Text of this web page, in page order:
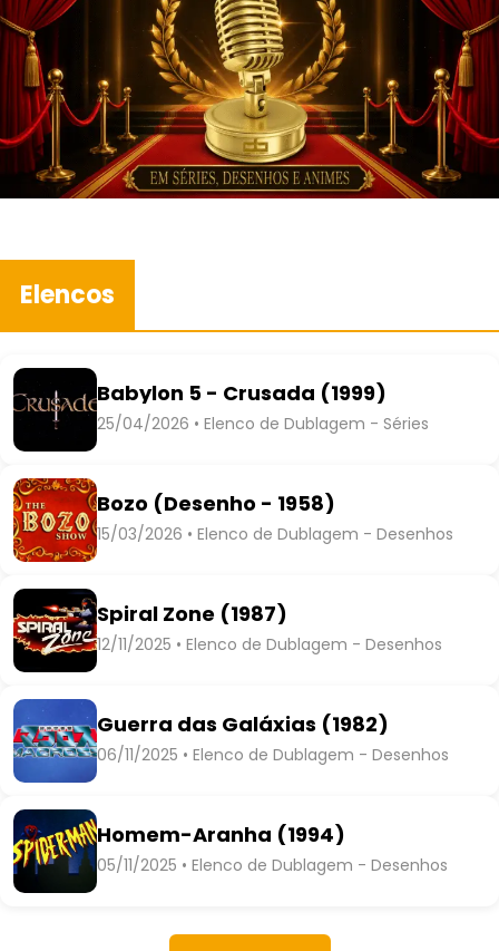
Elencos
Babylon 5 - Crusada (1999)
25/04/2026 • Elenco de Dublagem - Séries
Bozo (Desenho - 1958)
15/03/2026 • Elenco de Dublagem - Desenhos
Spiral Zone (1987)
12/11/2025 • Elenco de Dublagem - Desenhos
Guerra das Galáxias (1982)
06/11/2025 • Elenco de Dublagem - Desenhos
Homem-Aranha (1994)
05/11/2025 • Elenco de Dublagem - Desenhos